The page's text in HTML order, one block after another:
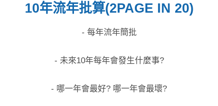
10年流年批算(2PAGE IN 20)
- 每年流年簡批
- 未來10年每年會發生什麼事?
- 哪一年會最好? 哪一年會最壞?